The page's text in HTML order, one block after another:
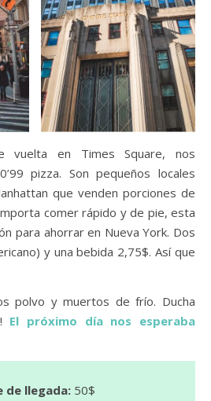
vuelta en Times Square, nos
pizza. Son pequeños locales
que venden porciones de
comer rápido y de pie, esta
para ahorrar en Nueva York. Dos
y una bebida 2,75$. Así que
polvo y muertos de frío. Ducha
El próximo día nos esperaba
de llegada: 50$